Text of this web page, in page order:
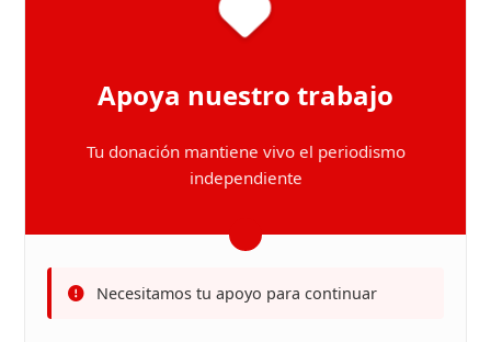
Apoya nuestro trabajo
Tu donación mantiene vivo el periodismo
independiente
Necesitamos tu apoyo para continuar